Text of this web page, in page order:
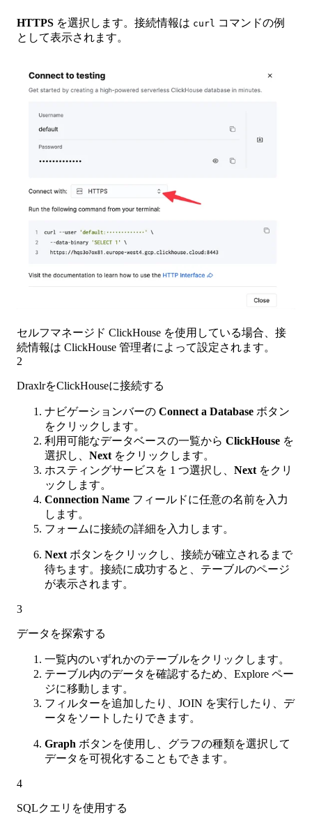
HTTPS を選択します。接続情報は curl コマンドの例
として表示されます。
セルフマネージド ClickHouse を使用している場合、接
続情報は ClickHouse 管理者によって設定されます。
2
DraxlrをClickHouseに接続する
ナビゲーションバーの Connect a Database ボタン
をクリックします。
利用可能なデータベースの一覧から ClickHouse を
選択し、 Next をクリックします。
ホスティングサービスを 1 つ選択し、 Next をクリ
ックします。
Connection Name フィールドに任意の名前を入力
します。
フォームに接続の詳細を入力します。
Next ボタンをクリックし、接続が確立されるまで
待ちます。接続に成功すると、テーブルのページ
が表示されます。
3
データを探索する
一覧内のいずれかのテーブルをクリックします。
テーブル内のデータを確認するため、Explore ペー
ジに移動します。
フィルターを追加したり、JOIN を実行したり、デ
ータをソートしたりできます。
Graph ボタンを使用し、グラフの種類を選択して
データを可視化することもできます。
4
SQLクエリを使用する